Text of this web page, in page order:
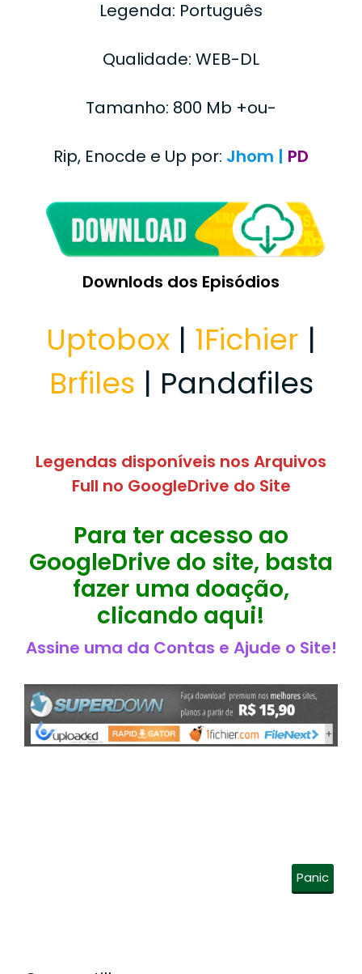
Legenda: Português
Qualidade: WEB-DL
Tamanho: 800 Mb +ou-
Rip, Enocde e Up por: Jhom | PD
Downlods dos Episódios
Uptobox | 1Fichier |
Brfiles | Pandafiles
Legendas disponíveis nos Arquivos
Full no GoogleDrive do Site
Para ter acesso ao
GoogleDrive do site, basta
fazer uma doação,
clicando aqui!
Assine uma da Contas e Ajude o Site!
Panic